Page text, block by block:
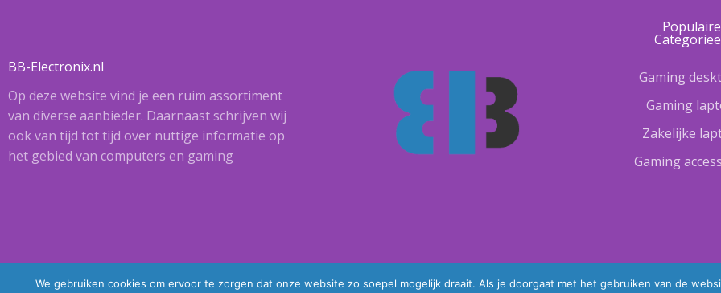
BB-Electronix.nl
Op deze website vind je een ruim assortiment
van diverse aanbieder. Daarnaast schrijven wij
ook van tijd tot tijd over nuttige informatie op
het gebied van computers en gaming
Populaire
Gaming
Gaming
Zakelijke
Gaming
We gebruiken cookies om ervoor te zorgen dat onze website zo soepel mogelijk draait. Als je doorgaat met het gebruiken van de